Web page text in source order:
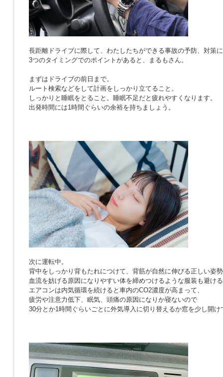
長距離ドライブに際して、わたしたちができる事故の予防、対策
3つのタイミングでのポイントがあると、まるもさん。
まずはドライブの前日まで。
ルート検索などをして計画をしっかり立てること。
しっかりと睡眠をとること。睡眠不足だと疲れやすくなります。
出発時間には1時間ぐらいの余裕を持ちましょう。
次に運転中。
背中をしっかり背もたれにつけて、背筋が自然に伸びる正しい姿
血流を妨げる原因になりやすい体を締めつけるような服装も避け
エアコンは内気循環を続けると車内のCO2濃度が高まって、
疲労や注意力低下、眠気、頭痛の原因になりか寝ないので
30分とか1時間ぐらいごとに外気導入に切り替えるか窓を少し開け